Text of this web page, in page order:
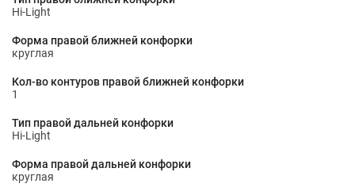
Hi-Light
Форма правой ближней конфорки
круглая
Кол-во контуров правой ближней конфорки
1
Тип правой дальней конфорки
Hi-Light
Форма правой дальней конфорки
круглая